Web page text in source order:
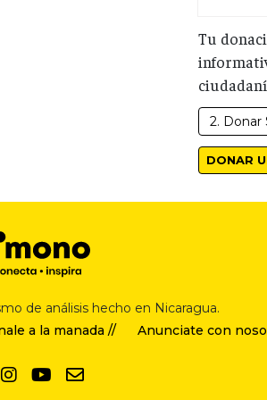
Tu
de análisis hecho en Nicaragua.
a la manada // Anunciate con